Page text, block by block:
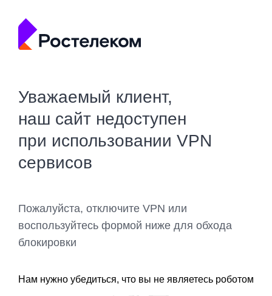
Уважаемый клиент,
наш сайт недоступен
при использовании VPN
сервисов
Пожалуйста, отключите VPN или
воспользуйтесь формой ниже для обхода
блокировки
Нам нужно убедиться, что вы не являетесь роботом